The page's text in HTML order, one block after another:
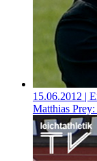
15.06.2012 |
Matthias